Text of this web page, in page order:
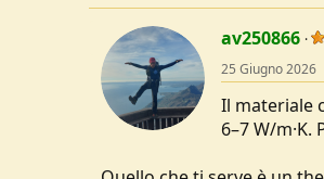
t
i
o
n
s
:
av250866
25 Giugno 2026
Il materiale
6–7 W/